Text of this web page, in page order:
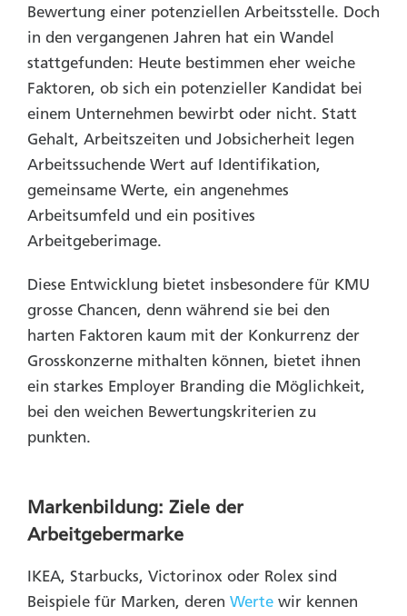
Bewertung einer potenziellen Arbeitsstelle. Doch
in den vergangenen Jahren hat ein Wandel
stattgefunden: Heute bestimmen eher weiche
Faktoren, ob sich ein potenzieller Kandidat bei
einem Unternehmen bewirbt oder nicht. Statt
Gehalt, Arbeitszeiten und Jobsicherheit legen
Arbeitssuchende Wert auf Identifikation,
gemeinsame Werte, ein angenehmes
Arbeitsumfeld und ein positives
Arbeitgeberimage.
Diese Entwicklung bietet insbesondere für KMU
grosse Chancen, denn während sie bei den
harten Faktoren kaum mit der Konkurrenz der
Grosskonzerne mithalten können, bietet ihnen
ein starkes Employer Branding die Möglichkeit,
bei den weichen Bewertungskriterien zu
punkten.
Markenbildung: Ziele der
Arbeitgebermarke
IKEA, Starbucks, Victorinox oder Rolex sind
Beispiele für Marken, deren Werte wir kennen